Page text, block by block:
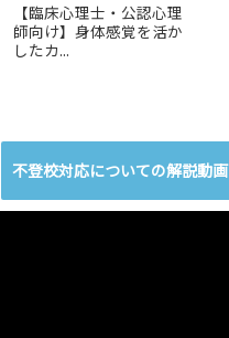
【臨床心理士・公認心理
師向け】身体感覚を活か
したカ...
不登校対応についての解説動画